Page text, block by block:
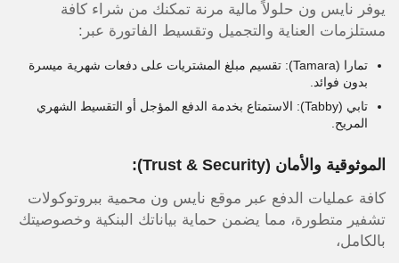
يوفر نايس ون حلولاً مالية مرنة تمكنك من شراء كافة
مستلزمات العناية والتجميل وتقسيط الفاتورة عبر:
تمارا (Tamara): تقسيم مبلغ المشتريات على دفعات شهرية ميسرة
بدون فوائد.
تابي (Tabby): الاستمتاع بخدمة الدفع المؤجل أو التقسيط الشهري
المريح.
الموثوقية والأمان (Trust & Security):
كافة عمليات الدفع عبر موقع نايس ون محمية ببروتوكولات
تشفير متطورة، مما يضمن حماية بياناتك البنكية وخصوصيتك
بالكامل،